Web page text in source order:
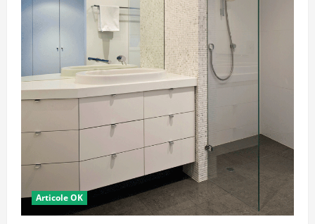
Articole OK